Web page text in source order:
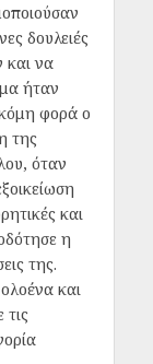
δουλειές
και να
ήταν
φορά ο
της
όταν
και
η
της.
και
τις